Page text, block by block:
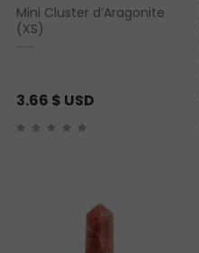
Mini Cluster d’Aragonite
(XS)
3.66 $ USD